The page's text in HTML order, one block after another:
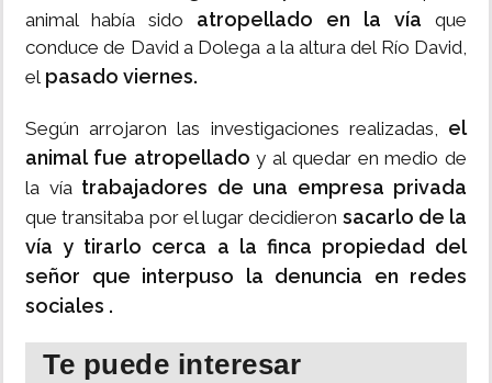
animal había sido atropellado en la vía que
conduce de David a Dolega a la altura del Río David,
el pasado viernes.
Según arrojaron las investigaciones realizadas, el
animal fue atropellado y al quedar en medio de
la vía trabajadores de una empresa privada
que transitaba por el lugar decidieron sacarlo de la
vía y tirarlo cerca a la finca propiedad del
señor que interpuso la denuncia en redes
sociales .
Te puede interesar